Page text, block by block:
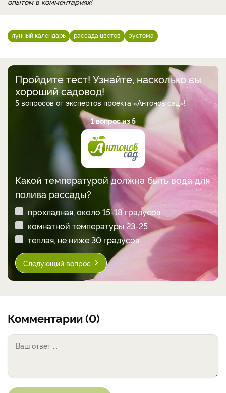
лунный календарь рассада цветов эустома
Пройдите тест! Узнайте, насколько вы
хороший садовод!
5 вопросов от экспертов проекта «Антонов сад»!
1 вопрос из 5
Какой температурой должна быть вода для
полива рассады?
прохладная, около 15-18 градусов
комнатной температуры 23-25
теплая, не ниже 30 градусов
Следующий вопрос
Комментарии (0)